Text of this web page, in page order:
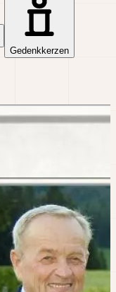
Gedenkkerzen